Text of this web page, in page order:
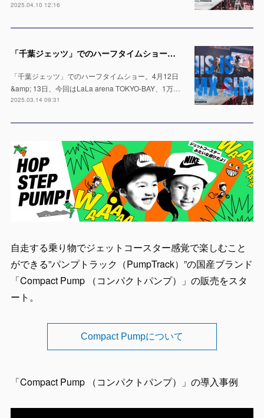
2025.04.10 12:16
「千葉ジェッツ」でのハーフタイムショー出演決定！LaLa arena TOKYO-BAYの1万人の会場で実施 ※4月12日 & 13日
「千葉ジェッツ」でのハーフタイムショー。4月12日
&amp; 13日、今回はLaLa arena TOKYO-BAY、1万…
2025.03.14 09:31
自走する乗り物でジェットコースター感覚で楽しむこと
ができる”パンプトラック（PumpTrack）”の国産ブランド
「Compact Pump （コンパクトパンプ）」の販売をスタ
ート。
Compact Pumpについて
「Compact Pump （コンパクトパンプ）」の導入事例